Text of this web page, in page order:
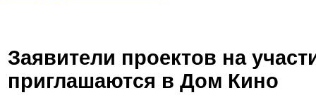
Заявители проектов на
приглашаются в Дом Кино